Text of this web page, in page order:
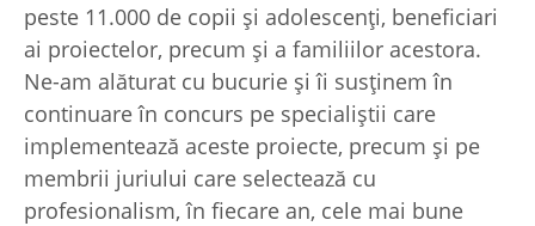
peste 11.000 de copii și adolescenți, beneficiari
ai proiectelor, precum și a familiilor acestora.
Ne-am alăturat cu bucurie și îi susținem în
continuare în concurs pe specialiștii care
implementează aceste proiecte, precum și pe
membrii juriului care selectează cu
profesionalism, în fiecare an, cele mai bune